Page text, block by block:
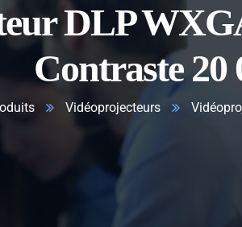
DLP
Contraste
Vidéoprojecteurs